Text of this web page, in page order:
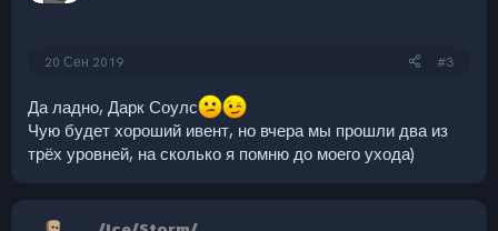
20 Сен 2019 #3
Да ладно, Дарк Соулс
Чую будет хороший ивент, но вчера мы прошли два из
трёх уровней, на сколько я помню до моего ухода)